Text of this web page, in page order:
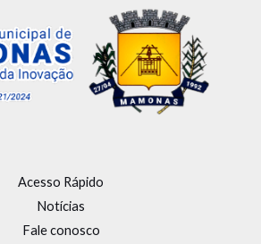
Acesso Rápido
Notícias
Fale conosco